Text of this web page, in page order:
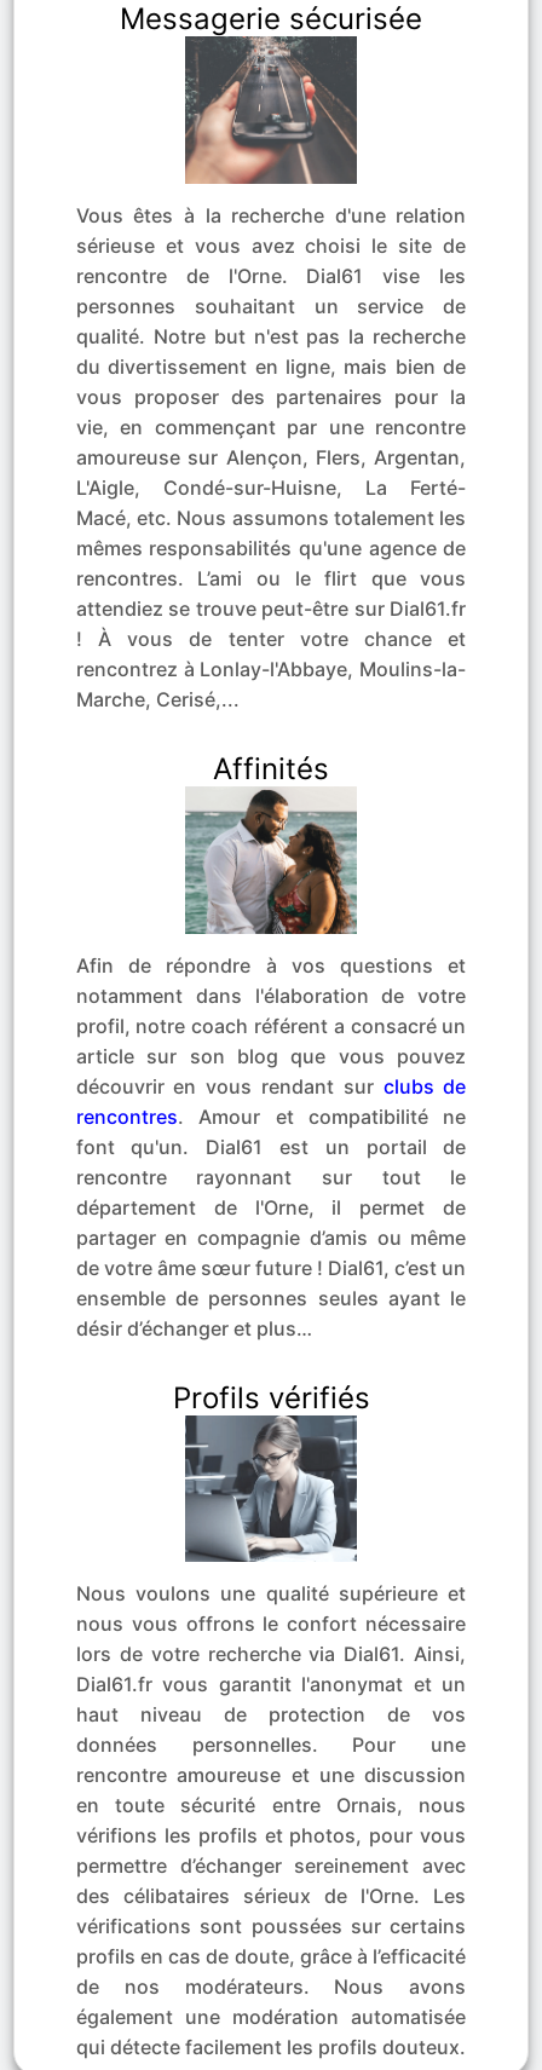
Messagerie sécurisée
Vous êtes à la recherche d'une relation
sérieuse et vous avez choisi le site de
rencontre de l'Orne. Dial61 vise les
personnes souhaitant un service de
qualité. Notre but n'est pas la recherche
du divertissement en ligne, mais bien de
vous proposer des partenaires pour la
vie, en commençant par une rencontre
amoureuse sur Alençon, Flers, Argentan,
L'Aigle, Condé-sur-Huisne, La Ferté-
Macé, etc. Nous assumons totalement les
mêmes responsabilités qu'une agence de
rencontres. L’ami ou le flirt que vous
attendiez se trouve peut-être sur Dial61.fr
! À vous de tenter votre chance et
rencontrez à Lonlay-l'Abbaye, Moulins-la-
Marche, Cerisé,...
Affinités
Afin de répondre à vos questions et
notamment dans l'élaboration de votre
profil, notre coach référent a consacré un
article sur son blog que vous pouvez
découvrir en vous rendant sur clubs de
rencontres. Amour et compatibilité ne
font qu'un. Dial61 est un portail de
rencontre rayonnant sur tout le
département de l'Orne, il permet de
partager en compagnie d’amis ou même
de votre âme sœur future ! Dial61, c’est un
ensemble de personnes seules ayant le
désir d’échanger et plus…
Profils vérifiés
Nous voulons une qualité supérieure et
nous vous offrons le confort nécessaire
lors de votre recherche via Dial61. Ainsi,
Dial61.fr vous garantit l'anonymat et un
haut niveau de protection de vos
données personnelles. Pour une
rencontre amoureuse et une discussion
en toute sécurité entre Ornais, nous
vérifions les profils et photos, pour vous
permettre d’échanger sereinement avec
des célibataires sérieux de l'Orne. Les
vérifications sont poussées sur certains
profils en cas de doute, grâce à l’efficacité
de nos modérateurs. Nous avons
également une modération automatisée
qui détecte facilement les profils douteux.